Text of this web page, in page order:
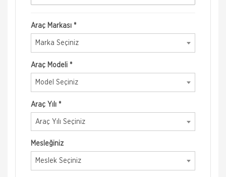
Araç Markası *
Marka Seçiniz
Araç Modeli *
Model Seçiniz
Araç Yılı *
Araç Yılı Seçiniz
Mesleğiniz
Meslek Seçiniz